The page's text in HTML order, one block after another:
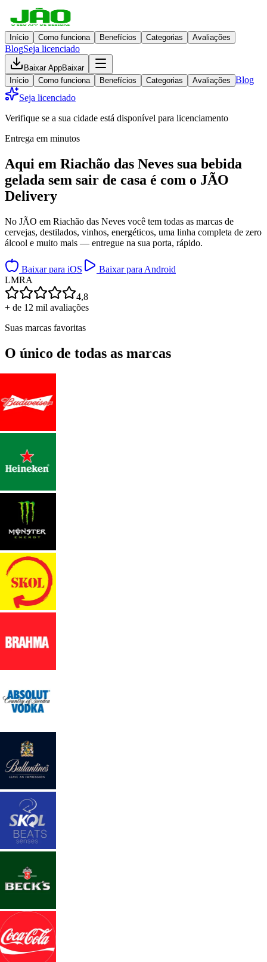
Início Como funciona Benefícios Categorias Avaliações
BlogSeja licenciado
Baixar AppBaixar
Início
Como funciona Benefícios Categorias Avaliações Blog
Seja licenciado
Verifique se a sua cidade está disponível para licenciamento
Entrega em minutos
Aqui em Riachão das Neves sua bebida
gelada sem sair de casa é com o JÃO
Delivery
No JÃO em Riachão das Neves você tem todas as marcas de
cervejas, destilados, vinhos, energéticos, uma linha completa de zero
álcool e muito mais — entregue na sua porta, rápido.
Baixar para iOS
Baixar para Android
LMRA
4,8
+ de 12 mil avaliações
Suas marcas favoritas
O único de todas as marcas